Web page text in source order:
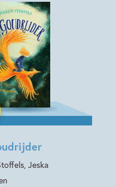
Jeska